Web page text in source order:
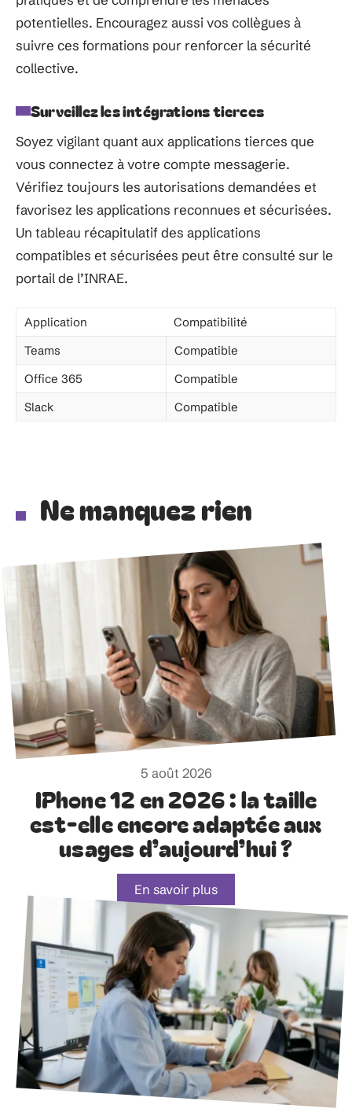
potentielles. Encouragez aussi vos collègues à
suivre ces formations pour renforcer la sécurité
collective.
Surveillez les intégrations tierces
Soyez vigilant quant aux applications tierces que
vous connectez à votre compte messagerie.
Vérifiez toujours les autorisations demandées et
favorisez les applications reconnues et sécurisées.
Un tableau récapitulatif des applications
compatibles et sécurisées peut être consulté sur le
portail de l’INRAE.
Application
Compatibilité
Teams
Compatible
Office 365
Compatible
Slack
Compatible
Ne manquez rien
5 août 2026
IPhone 12 en 2026 : la taille
est-elle encore adaptée aux
usages d’aujourd’hui ?
En savoir plus